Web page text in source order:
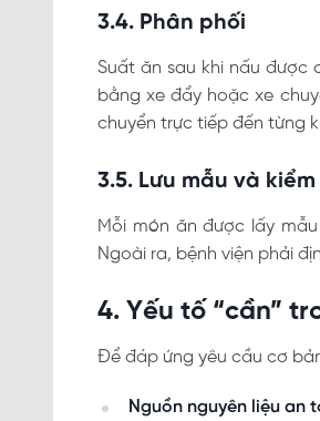
3.4. Phân phối
Suất ăn sau khi nấu được
bằng xe đẩy hoặc xe
chuyển trực tiếp đến từng
3.5. Lưu mẫu và
Mỗi món ăn được lấy
Ngoài ra, bệnh viện phải
4. Yếu tố “cần”
Để đáp ứng yêu cầu cơ
Nguồn nguyên liệu an